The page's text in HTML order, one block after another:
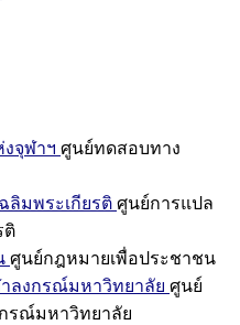
จุฬาฯ ศูนย์ทดสอบทาง
ลิมพระเกียรติ ศูนย์การแปล
ติ
ศูนย์กฎหมายเพื่อประชาชน
ลงกรณ์มหาวิทยาลัย ศูนย์
รณ์มหาวิทยาลัย